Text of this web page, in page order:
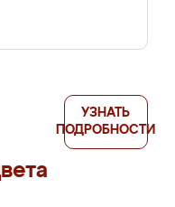
УЗНАТЬ
ПОДРОБНОСТИ